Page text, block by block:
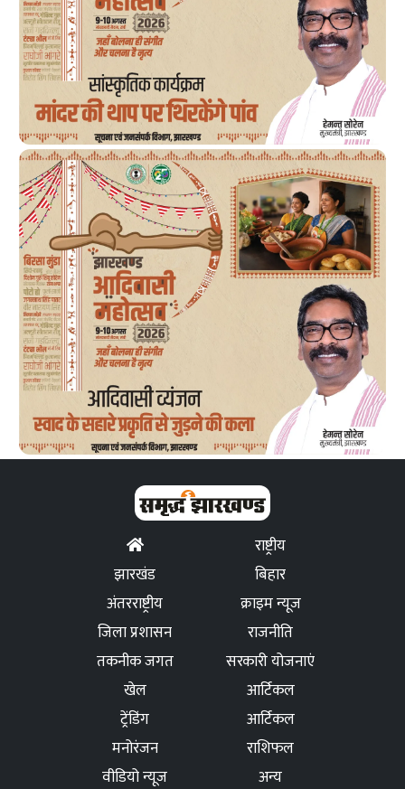
राष्ट्रीय
झारखंड
बिहार
अंतरराष्ट्रीय
क्राइम न्यूज
जिला प्रशासन
राजनीति
तकनीक जगत
सरकारी योजनाएं
खेल
आर्टिकल
ट्रेंडिंग
आर्टिकल
मनोरंजन
राशिफल
वीडियो न्यूज
अन्य